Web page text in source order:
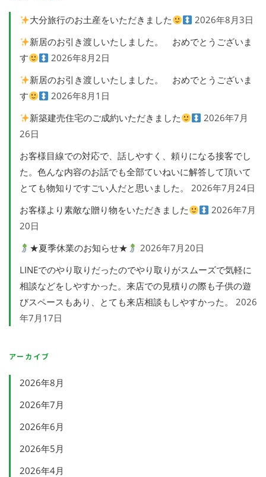
大分旅行のお土産をいただきました
2026年8月3日
新居のお引き渡しいたしました。 おめでとうございま
す
2026年8月2日
新居のお引き渡しいたしました。 おめでとうございま
す
2026年8月1日
新築建売住宅のご成約いただきました
2026年7月
26日
お客様目線での対応で、話しやすく、頼りになる接客でし
た。色んな内容のお話でも全部ていねいに解答して頂いて
とても物知りですごい人だと思いました。
2026年7月24日
お客様より素敵な贈り物をいただきました
2026年7月
20日
★夏季休業のお知らせ★
2026年7月20日
LINEでのやり取りだったのでやり取りがスムーズで気軽に
相談などをしやすかった。来店での見積りの際も子供の遊
びスペースもあり、とても来店相談もしやすかった。
2026
年7月17日
アーカイブ
2026年8月
2026年7月
2026年6月
2026年5月
2026年4月